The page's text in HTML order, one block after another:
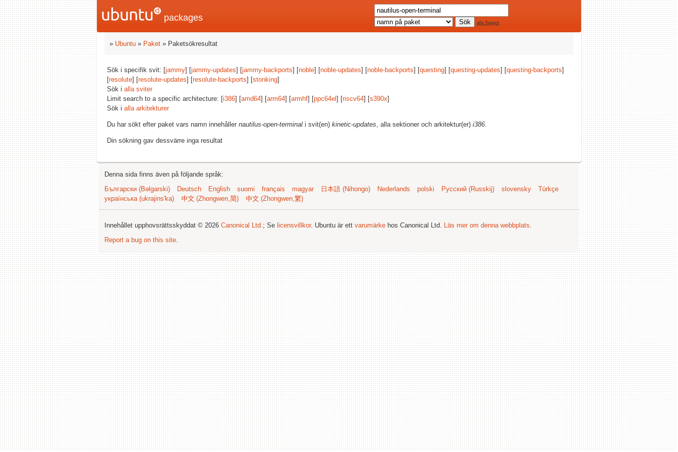
packages alla flaggor
» Ubuntu » Paket » Paketsökresultat
Sök i specifik svit: [jammy] [jammy-updates] [jammy-backports] [noble] [noble-updates] [noble-backports] [questing] [questing-updates] [questing-backports]
[resolute] [resolute-updates] [resolute-backports] [stonking]
Sök i alla sviter
Limit search to a specific architecture: [i386] [amd64] [arm64] [armhf] [ppc64el ] [riscv64] [s390x]
Sök i alla arkitekturer
Du har sökt efter paket vars namn innehåller nautilus-open-terminal i svit(en) kinetic-updates, alla sektioner och arkitektur(er) i386.
Din sökning gav dessvärre inga resultat
Denna sida finns även på följande språk:
Български (Bəlgarski)
Deutsch English suomi français magyar 日本語 (Nihongo) Nederlands polski Русский (Russkij) slovensky
Türkçe
українська (ukrajins'ka)
中文 (Zhongwen,简) 中文 (Zhongwen,繁)
Innehållet upphovsrättsskyddat © 2026 Canonical Ltd.; Se licensvillkor. Ubuntu är ett varumärke hos Canonical Ltd. Läs mer om denna webbplats.
Report a bug on this site.